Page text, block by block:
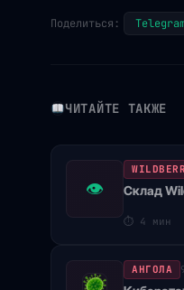
Поделиться:
ЧИТАЙТЕ ТАКЖЕ
👁 Склад
⏱ 4 мин
АНГОЛА